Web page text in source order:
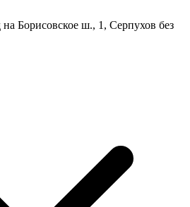
Борисовское ш., 1, Серпухов без